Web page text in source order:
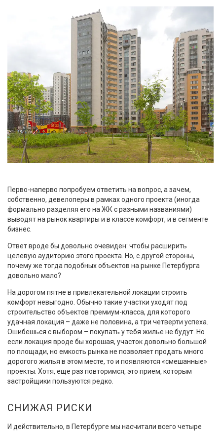
Перво-наперво попробуем ответить на вопрос, а зачем,
собственно, девелоперы в рамках одного проекта (иногда
формально разделяя его на ЖК с разными названиями)
выводят на рынок квартиры и в классе комфорт, и в сегменте
бизнес.
Ответ вроде бы довольно очевиден: чтобы расширить
целевую аудиторию этого проекта. Но, с другой стороны,
почему же тогда подобных объектов на рынке Петербурга
довольно мало?
На дорогом пятне в привлекательной локации строить
комфорт невыгодно. Обычно такие участки уходят под
строительство объектов премиум-класса, для которого
удачная локация – даже не половина, а три четверти успеха.
Ошибешься с выбором – покупать у тебя жилье не будут. Но
если локация вроде бы хорошая, участок довольно большой
по площади, но емкость рынка не позволяет продать много
дорогого жилья в этом месте, то и появляются «смешанные»
проекты. Хотя, еще раз повторимся, это прием, которым
застройщики пользуются редко.
СНИЖАЯ РИСКИ
И действительно, в Петербурге мы насчитали всего четыре